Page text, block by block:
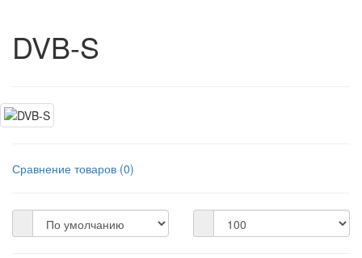
DVB-S
Сравнение товаров (0)